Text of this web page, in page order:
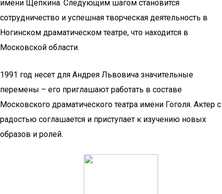
имени Щепкина. Следующим шагом становится
сотрудничество и успешная творческая деятельность в
Ногинском драматическом театре, что находится в
Московской области.
1991 год несет для Андрея Львовича значительные
перемены – его приглашают работать в составе
Московского драматического театра имени Гоголя. Актер с
радостью соглашается и приступает к изучению новых
образов и ролей.